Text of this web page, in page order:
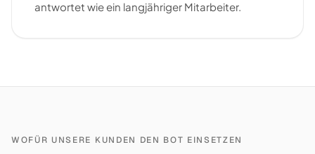
antwortet wie ein langjähriger Mitarbeiter.
WOFÜR UNSERE KUNDEN DEN BOT EINSETZEN